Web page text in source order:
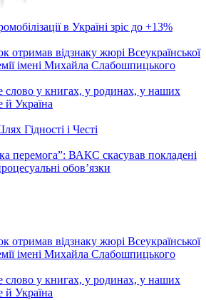
в Україні зріс до +13%
отримав відзнаку жюрі Всеукраїнської
імені Михайла Слабошпицького
у книгах, у родинах, у наших
й Україна
Гідності і Честі
перемога”: ВАКС скасував покладені
обов’язки
отримав відзнаку жюрі Всеукраїнської
імені Михайла Слабошпицького
у книгах, у родинах, у наших
й Україна